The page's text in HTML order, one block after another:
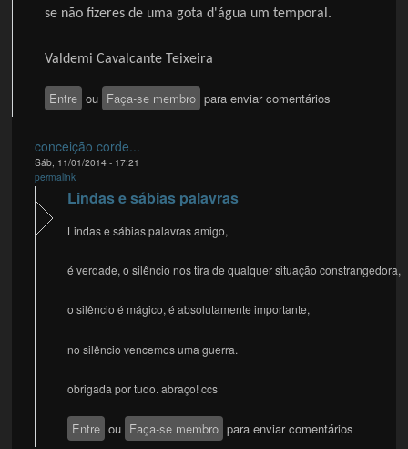
se não fizeres de uma gota d'água um temporal.
Valdemi Cavalcante Teixeira
Entre ou Faça-se membro para enviar comentários
conceição corde...
Sáb, 11/01/2014 - 17:21
permalink
Lindas e sábias palavras
Lindas e sábias palavras amigo,
é verdade, o silêncio nos tira de qualquer situação constrangedora,
o silêncio é mágico, é absolutamente importante,
no silêncio vencemos uma guerra.
obrigada por tudo. abraço! ccs
Entre ou Faça-se membro para enviar comentários